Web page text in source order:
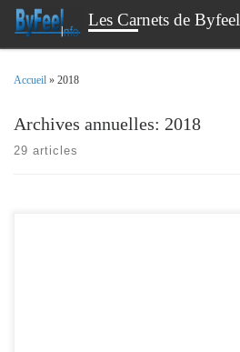
Passer au contenuLes Carnets de Byfeel
Accueil » 2018
Archives annuelles: 2018
29 articles